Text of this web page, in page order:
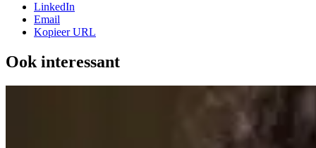
LinkedIn
Email
Kopieer URL
Ook interessant